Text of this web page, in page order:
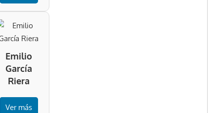
Emilio
García
Riera
Ver más